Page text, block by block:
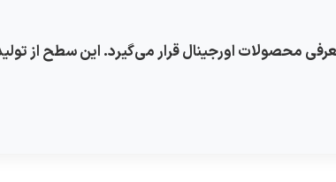
محصولات اورجینال قرار می‌گیرد. این سطح از